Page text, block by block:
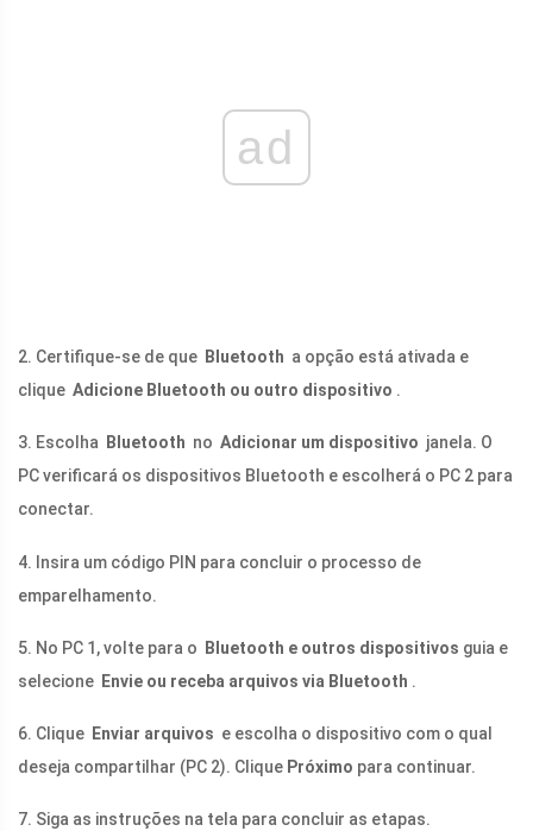
ad
2. Certifique-se de que Bluetooth a opção está ativada e
clique Adicione Bluetooth ou outro dispositivo .
3. Escolha Bluetooth no Adicionar um dispositivo janela. O
PC verificará os dispositivos Bluetooth e escolherá o PC 2 para
conectar.
4. Insira um código PIN para concluir o processo de
emparelhamento.
5. No PC 1, volte para o Bluetooth e outros dispositivos guia e
selecione Envie ou receba arquivos via Bluetooth .
6. Clique Enviar arquivos e escolha o dispositivo com o qual
deseja compartilhar (PC 2). Clique Próximo para continuar.
7. Siga as instruções na tela para concluir as etapas.